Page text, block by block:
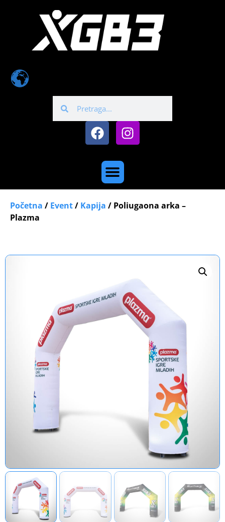
Početna / Event/ Kapija / Poliugaona arka –
Plazma